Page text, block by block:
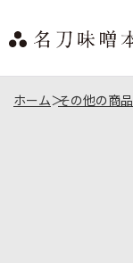
ホーム>その他の商品